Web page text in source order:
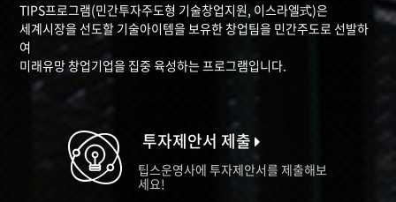
TIPS프로그램(민간투자주도형 기술창업지원, 이스라엘式)은
세계시장을 선도할 기술아이템을 보유한 창업팀을 민간주도로 선발하
여
미래유망 창업기업을 집중 육성하는 프로그램입니다.
투자제안서 제출
팁스운영사에 투자제안서를 제출해보
세요!